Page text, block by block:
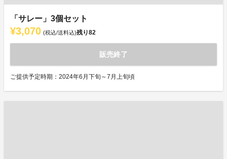
「サレー」3個セット
¥3,070 (税込/送料込)残り82
販売終了
ご提供予定時期：2024年6月下旬～7月上旬頃